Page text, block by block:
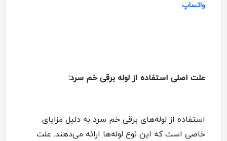
واتساپ
علت اصلی استفاده از لوله برقی خم سرد:
استفاده از لوله‌های برقی خم سرد به دلیل مزایای
خاصی است که این نوع لوله‌ها ارائه می‌دهند. علت